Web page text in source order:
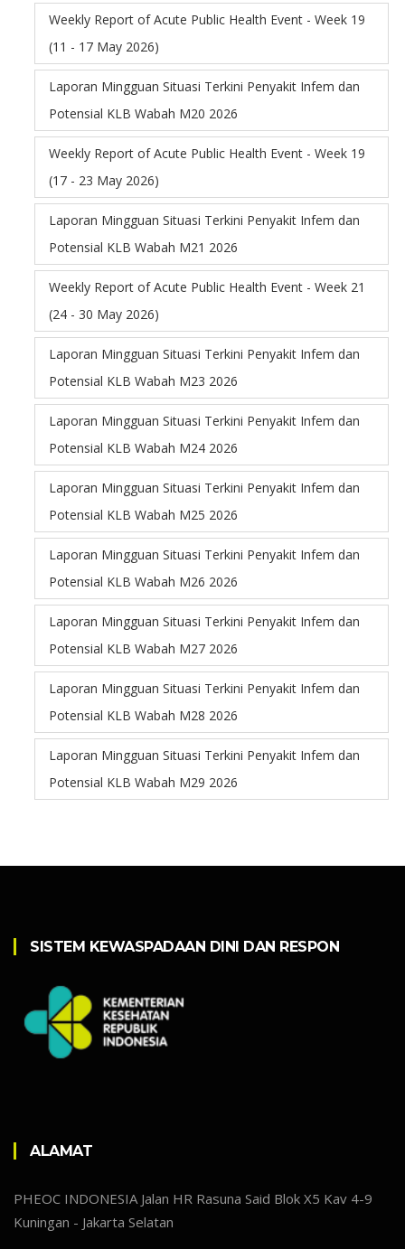
Weekly Report of Acute Public Health Event - Week 19
(11 - 17 May 2026)
Laporan Mingguan Situasi Terkini Penyakit Infem dan
Potensial KLB Wabah M20 2026
Weekly Report of Acute Public Health Event - Week 19
(17 - 23 May 2026)
Laporan Mingguan Situasi Terkini Penyakit Infem dan
Potensial KLB Wabah M21 2026
Weekly Report of Acute Public Health Event - Week 21
(24 - 30 May 2026)
Laporan Mingguan Situasi Terkini Penyakit Infem dan
Potensial KLB Wabah M23 2026
Laporan Mingguan Situasi Terkini Penyakit Infem dan
Potensial KLB Wabah M24 2026
Laporan Mingguan Situasi Terkini Penyakit Infem dan
Potensial KLB Wabah M25 2026
Laporan Mingguan Situasi Terkini Penyakit Infem dan
Potensial KLB Wabah M26 2026
Laporan Mingguan Situasi Terkini Penyakit Infem dan
Potensial KLB Wabah M27 2026
Laporan Mingguan Situasi Terkini Penyakit Infem dan
Potensial KLB Wabah M28 2026
Laporan Mingguan Situasi Terkini Penyakit Infem dan
Potensial KLB Wabah M29 2026
SISTEM KEWASPADAAN DINI DAN RESPON
ALAMAT
PHEOC INDONESIA Jalan HR Rasuna Said Blok X5 Kav 4-9
Kuningan - Jakarta Selatan